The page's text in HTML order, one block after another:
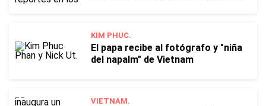
KIM PHUC.
El papa recibe al fotógrafo y "niña
del napalm" de Vietnam
VIETNAM.